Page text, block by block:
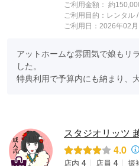
ご利用金額： 約
ご利用目的： レンタル /
ご利用日：2026年02月
アットホームな雰囲気で娘もリ
した。
特典利用で予算内にも納まり、
スタジオリッツ
4.0
店内 4 店員 4 振